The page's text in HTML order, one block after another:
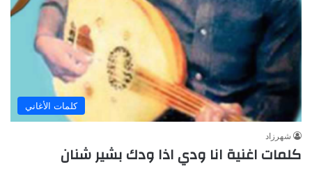
كلمات الأغاني
شهرزاد
كلمات اغنية انا ودي اذا ودك بشير شنان